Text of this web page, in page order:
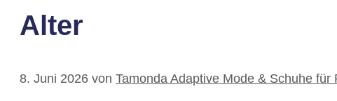
Alter
8. Juni 2026 von Tamonda Adaptive Mode & Schuhe für